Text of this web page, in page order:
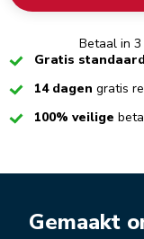
Betaal in
Checked
Gratis
Checked14 dagen gratis
Checked100% veilige
Gemaakt